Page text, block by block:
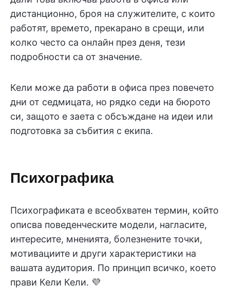
дистанционно, броя на служителите, с които
работят, времето, прекарано в срещи, или
колко често са онлайн през деня, тези
подробности са от значение.
Кели може да работи в офиса през повечето
дни от седмицата, но рядко седи на бюрото
си, защото е заета с обсъждане на идеи или
подготовка за събития с екипа.
Психографика
Психографиката е всеобхватен термин, който
описва поведенческите модели, нагласите,
интересите, мненията, болезнените точки,
мотивациите и други характеристики на
вашата аудитория. По принцип всичко, което
прави Кели Кели. 💜